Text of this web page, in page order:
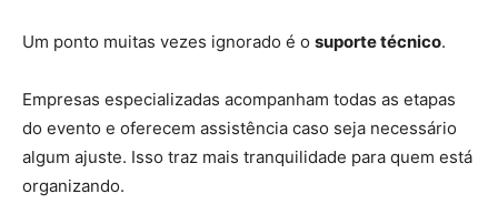
Um ponto muitas vezes ignorado é o suporte técnico.
Empresas especializadas acompanham todas as etapas
do evento e oferecem assistência caso seja necessário
algum ajuste. Isso traz mais tranquilidade para quem está
organizando.